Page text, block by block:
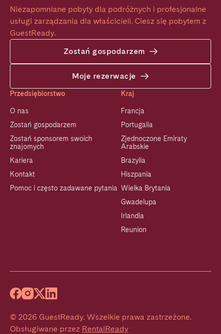
Niezapomniane pobyty dla podróżnych i profesjonalne
usługi zarządzania dla właścicieli. Ciesz się pobytem z
GuestReady.
Zostań gospodarzem
Moje rezerwacje
Przedsiębiorstwo
O nas
Zostań gospodarzem
Zostań sponsorem swoich
znajomych
Kariera
Kontakt
Pomoc i często zadawane pytania
Kraj
Francja
Portugalia
Zjednoczone Emiraty
Arabskie
Brazylia
Hiszpania
Wielka Brytania
Gwadelupa
Irlandia
Reunion
© 2026 GuestReady. Wszelkie prawa zastrzeżone.
Obsługiwane przez RentalReady